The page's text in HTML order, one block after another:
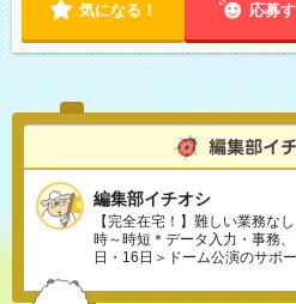
気になる！ 応募
編集部イチオシ
【完全在宅！】難しい業務な
時～時短＊データ入力・事務
日・16日＞ドーム公演のサポ